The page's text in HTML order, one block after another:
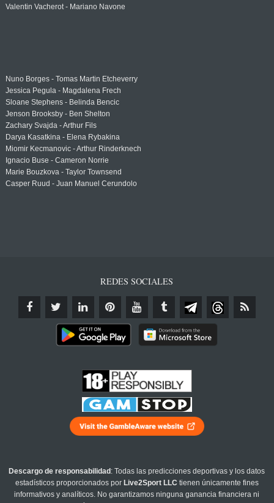
Valentin Vacherot - Mariano Navone
Nuno Borges - Tomas Martin Etcheverry
Jessica Pegula - Magdalena Frech
Sloane Stephens - Belinda Bencic
Jenson Brooksby - Ben Shelton
Zachary Svajda - Arthur Fils
Darya Kasatkina - Elena Rybakina
Miomir Kecmanovic - Arthur Rinderknech
Ignacio Buse - Cameron Norrie
Marie Bouzkova - Taylor Townsend
Casper Ruud - Juan Manuel Cerundolo
REDES SOCIALES
Descargo de responsabilidad : Todas las predicciones deportivas y los datos
estadísticos proporcionados por Live2Sport LLC tienen únicamente fines
informativos y analíticos. No garantizamos ninguna ganancia financiera ni